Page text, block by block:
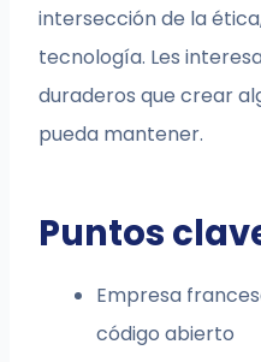
intersección de la
tecnología. Les
duraderos que crear
pueda mantener.
Puntos
Empresa
código abierto